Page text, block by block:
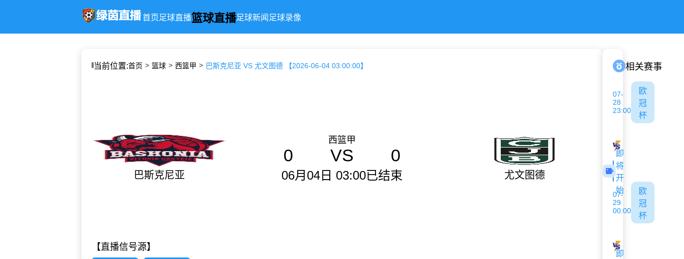
首页足球直播篮球直播足球新闻 足球录像
当前位置:首页 篮球 西篮甲 巴斯克尼亚 VS 尤文图德 【2026-06-04 03:00:00】
巴斯克尼亚
西篮甲
0 VS 0
06月04日 03:00已结束 尤文图德
【直播信号源】
相关赛事
07-
28
23:00
欧
冠
杯
古比斯
即
将
开
始
07-
29
00:00
欧
冠
杯
林肯红魔
即